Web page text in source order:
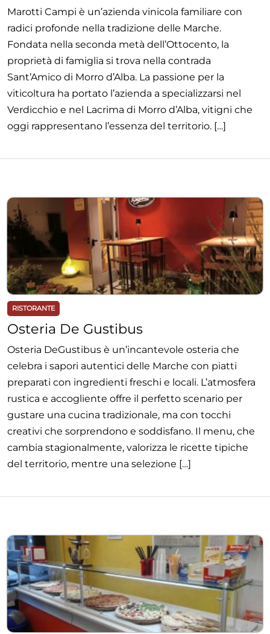
Marotti Campi è un’azienda vinicola familiare con
radici profonde nella tradizione delle Marche.
Fondata nella seconda metà dell’Ottocento, la
proprietà di famiglia si trova nella contrada
Sant’Amico di Morro d’Alba. La passione per la
viticoltura ha portato l’azienda a specializzarsi nel
Verdicchio e nel Lacrima di Morro d’Alba, vitigni che
oggi rappresentano l’essenza del territorio. […]
RISTORANTE
Osteria De Gustibus
Osteria DeGustibus è un’incantevole osteria che
celebra i sapori autentici delle Marche con piatti
preparati con ingredienti freschi e locali. L’atmosfera
rustica e accogliente offre il perfetto scenario per
gustare una cucina tradizionale, ma con tocchi
creativi che sorprendono e soddisfano. Il menu, che
cambia stagionalmente, valorizza le ricette tipiche
del territorio, mentre una selezione […]